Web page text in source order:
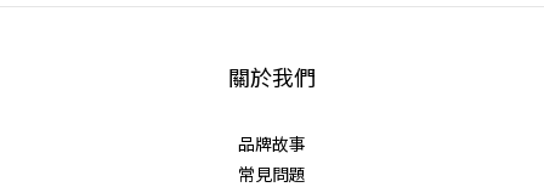
關於我們
品牌故事
常見問題